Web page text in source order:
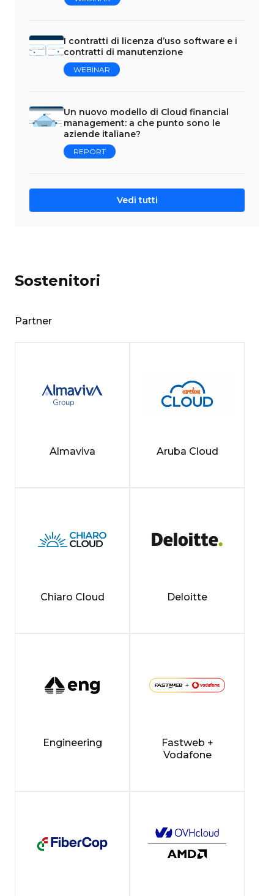
I contratti di licenza d’uso software e i
contratti di manutenzione
WEBINAR
Un nuovo modello di Cloud financial
management: a che punto sono le
aziende italiane?
REPORT
Vedi tutti
Sostenitori
Partner
Almaviva Aruba Cloud
Chiaro Cloud Deloitte
Engineering
Fastweb +
Vodafone